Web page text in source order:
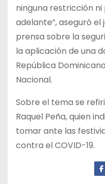
ninguna restricción
adelante”, aseguró el
prensa sobre la
la aplicación de una
República
Nacional.
Sobre el tema se
Raquel Peña, quien
tomar ante las
contra el COVID-19.